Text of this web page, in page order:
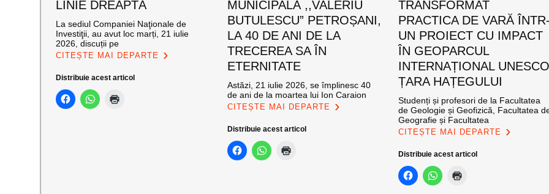
LINIE DREAPTĂ
La sediul Companiei Naţionale de
Investiţii, au avut loc marți, 21 iulie
2026, discuții pe
CITEȘTE MAI DEPARTE
Distribuie acest articol
MUNICIPALĂ ,,VALERIU
BUTULESCU” PETROȘANI,
LA 40 DE ANI DE LA
TRECEREA SA ÎN
ETERNITATE
Astăzi, 21 iulie 2026, se împlinesc 40
de ani de la moartea lui Ion Caraion
CITEȘTE MAI DEPARTE
Distribuie acest articol
TRANSFORMAT
PRACTICA DE VARĂ
UN PROIECT CU IMPACT
ÎN GEOPARCUL
INTERNAȚIONAL
ȚARA HAȚEGULUI
Studenți și profesori de la Facultatea
de Geologie și Geofizică, Facultatea
Geografie și Facultatea
CITEȘTE MAI DEPARTE
Distribuie acest articol